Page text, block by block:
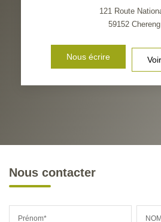
121 Route
59152 Chereng
Nous écrire
Nous contacter
Prénom*